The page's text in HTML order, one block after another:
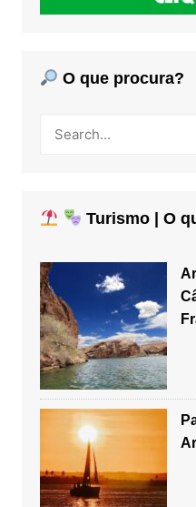
O que procura?
Turismo | O